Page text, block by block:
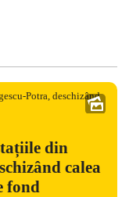
din
calea
fond